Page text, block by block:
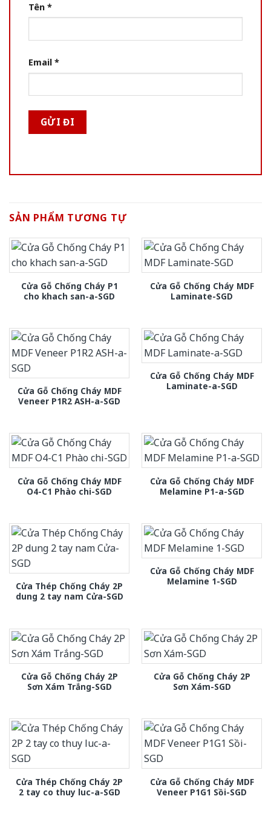
Tên *
Email *
SẢN PHẨM TƯƠNG TỰ
Cửa Gỗ Chống Cháy P1
cho khach san-a-SGD
Cửa Gỗ Chống Cháy MDF
Laminate-SGD
Cửa Gỗ Chống Cháy MDF
Veneer P1R2 ASH-a-SGD
Cửa Gỗ Chống Cháy MDF
Laminate-a-SGD
Cửa Gỗ Chống Cháy MDF
O4-C1 Phào chi-SGD
Cửa Gỗ Chống Cháy MDF
Melamine P1-a-SGD
Cửa Thép Chống Cháy 2P
dung 2 tay nam Cửa-SGD
Cửa Gỗ Chống Cháy MDF
Melamine 1-SGD
Cửa Gỗ Chống Cháy 2P
Sơn Xám Trắng-SGD
Cửa Gỗ Chống Cháy 2P
Sơn Xám-SGD
Cửa Thép Chống Cháy 2P
2 tay co thuy luc-a-SGD
Cửa Gỗ Chống Cháy MDF
Veneer P1G1 Sồi-SGD